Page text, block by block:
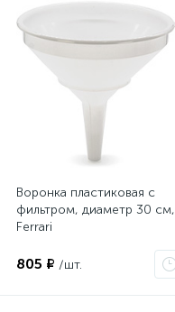
Воронка пластиковая с
фильтром, диаметр 30 см,
Ferrari
805 ₽ /шт.